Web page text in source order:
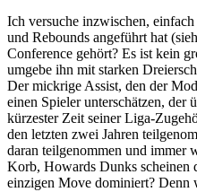
Ich versuche inzwischen,
und Rebounds angeführt hat
Conference gehört? Es ist kein
umgebe ihn mit starken
Der mickrige Assist, den der
einen Spieler unterschätzen, der
kürzester Zeit seiner Liga-
den letzten zwei Jahren
daran teilgenommen und immer
Korb, Howards Dunks scheinen
einzigen Move dominiert? Denn